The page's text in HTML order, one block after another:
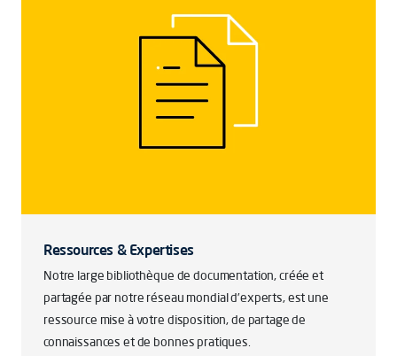
Ressources & Expertises
Notre large bibliothèque de documentation, créée et
partagée par notre réseau mondial d’experts, est une
ressource mise à votre disposition, de partage de
connaissances et de bonnes pratiques.